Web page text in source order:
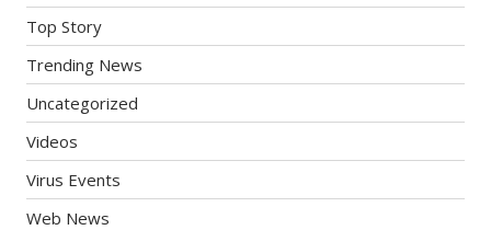
Top Story
Trending News
Uncategorized
Videos
Virus Events
Web News